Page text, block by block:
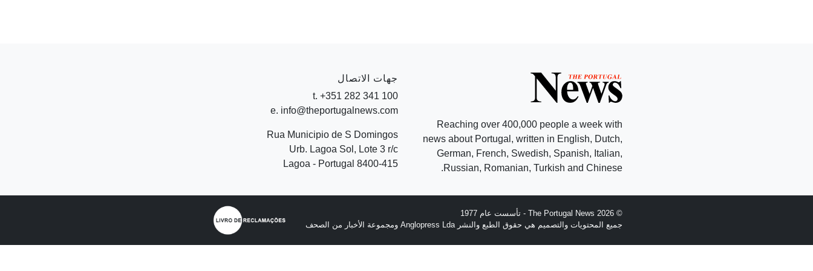
Reaching over 400,000 people a week with
news about Portugal, written in English, Dutch,
German, French, Swedish, Spanish, Italian,
Russian, Romanian, Turkish and Chinese.
جهات الاتصال
t. +351 282 341 100
e. info@theportugalnews.com
Rua Municipio de S Domingos
Urb. Lagoa Sol, Lote 3 r/c
8400-415 Lagoa - Portugal
© 2026 The Portugal News - تأسست عام 1977
جميع المحتويات والتصميم هي حقوق الطبع والنشر Anglopress Lda ومجموعة الأخبار من الصحف